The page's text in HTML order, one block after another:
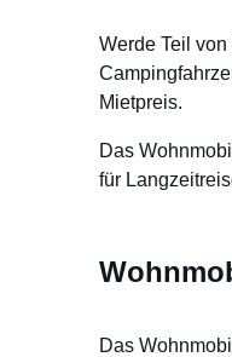
Werde Teil von
Mietpreis.
Das
für
Das